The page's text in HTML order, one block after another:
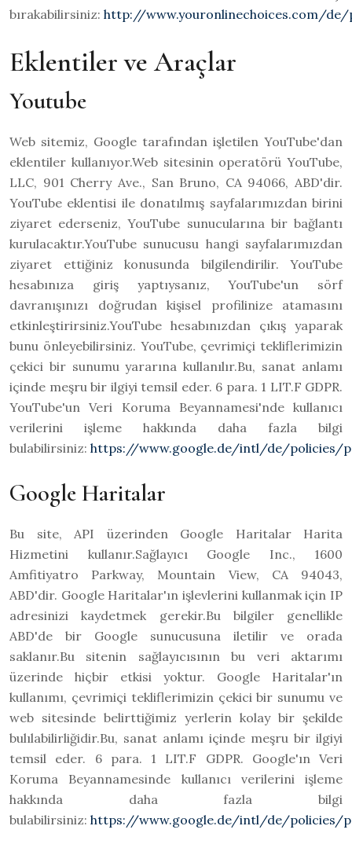
bırakabilirsiniz: http://www.youronlinechoices.com/
Eklentiler ve Araçlar
Youtube
Web sitemiz, Google tarafından işletilen YouTube'dan
eklentiler kullanıyor.Web sitesinin operatörü YouTube,
LLC, 901 Cherry Ave., San Bruno, CA 94066, ABD'dir.
YouTube eklentisi ile donatılmış sayfalarımızdan birini
ziyaret ederseniz, YouTube sunucularına bir bağlantı
kurulacaktır.YouTube sunucusu hangi sayfalarımızdan
ziyaret ettiğiniz konusunda bilgilendirilir. YouTube
hesabınıza giriş yaptıysanız, YouTube'un sörf
davranışınızı doğrudan kişisel profilinize atamasını
etkinleştirirsiniz.YouTube hesabınızdan çıkış yaparak
bunu önleyebilirsiniz. YouTube, çevrimiçi tekliflerimizin
çekici bir sunumu yararına kullanılır.Bu, sanat anlamı
içinde meşru bir ilgiyi temsil eder. 6 para. 1 LIT.F GDPR.
YouTube'un Veri Koruma Beyannamesi'nde kullanıcı
verilerini işleme hakkında daha fazla bilgi
bulabilirsiniz: https://www.google.de/intl/de/policies/
Google Haritalar
Bu site, API üzerinden Google Haritalar Harita
Hizmetini kullanır.Sağlayıcı Google Inc., 1600
Amfitiyatro Parkway, Mountain View, CA 94043,
ABD'dir. Google Haritalar'ın işlevlerini kullanmak için IP
adresinizi kaydetmek gerekir.Bu bilgiler genellikle
ABD'de bir Google sunucusuna iletilir ve orada
saklanır.Bu sitenin sağlayıcısının bu veri aktarımı
üzerinde hiçbir etkisi yoktur. Google Haritalar'ın
kullanımı, çevrimiçi tekliflerimizin çekici bir sunumu ve
web sitesinde belirttiğimiz yerlerin kolay bir şekilde
bulılabilirliğidir.Bu, sanat anlamı içinde meşru bir ilgiyi
temsil eder. 6 para. 1 LIT.F GDPR. Google'ın Veri
Koruma Beyannamesinde kullanıcı verilerini işleme
hakkında daha fazla bilgi
bulabilirsiniz: https://www.google.de/intl/de/policies/